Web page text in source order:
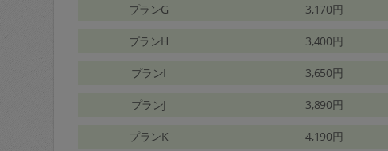
プランG 3,170円
プランH 3,400円
プランI 3,650円
プランJ 3,890円
プランK 4,190円